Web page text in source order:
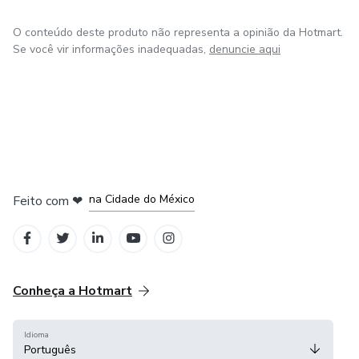
Prof. dos cursos de PJE-CALC da Escola Superior de
O conteúdo deste produto não representa a opinião da Hotmart.
Se você vir informações inadequadas, denuncie aqui
Feito com ❤ na Cidade do México
Conheça a Hotmart
Idioma
Português